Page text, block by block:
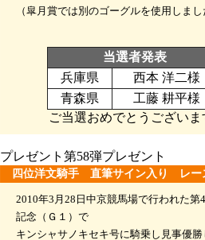
（皐月賞では別のゴーグルを使用しまし
当選者発表
兵庫県
西本 洋二様
青森県
工藤 耕平様
ご当選おめでとうございま
プレゼント第58弾プレゼント
四位洋文騎手 直筆サイン入り レー
2010年3月28日中京競馬場で行われた第
記念（Ｇ１）で
キンシャサノキセキ号に騎乗し見事優勝